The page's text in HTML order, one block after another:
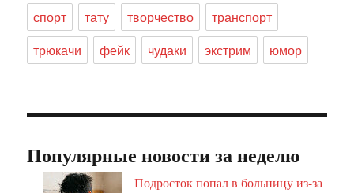
спорт
тату творчество
транспорт
трюкачи
фейк чудаки экстрим юмор
Популярные новости за неделю
Подросток попал в больницу из-за